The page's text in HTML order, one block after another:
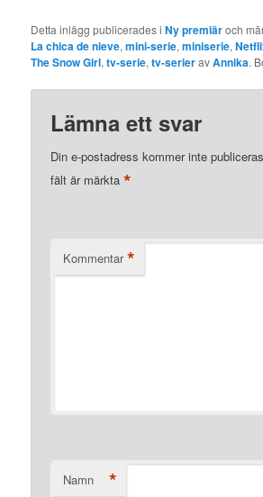
Detta inlägg publicerades iNy premiäroch
La chica de nieve,mini-serie,miniserie,
The Snow Girl,tv-serie,tv-serieravAnnika.
Lämna ett svar
Din e-postadress kommer inte
fält är märkta*
Kommentar *
Namn *